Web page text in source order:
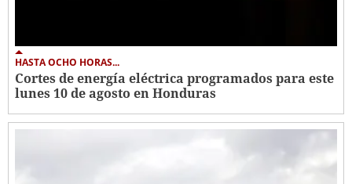
HASTA OCHO HORAS...
Cortes de energía eléctrica programados para este
lunes 10 de agosto en Honduras